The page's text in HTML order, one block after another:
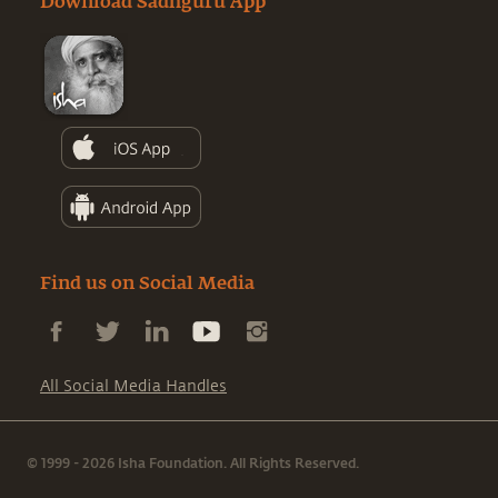
Find us on Social Media
All Social Media Handles
© 1999 - 2026 Isha Foundation. All Rights Reserved.